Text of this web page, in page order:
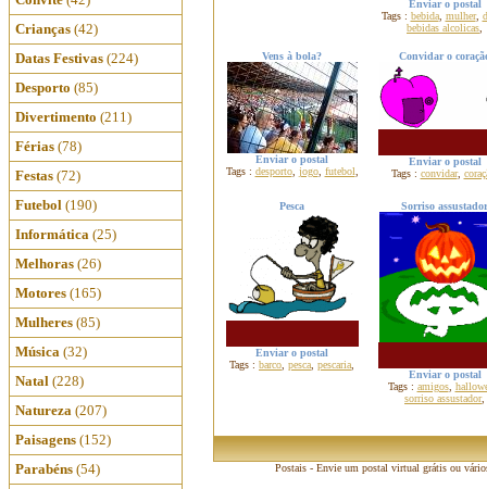
Crianças (42)
Datas Festivas (224)
Desporto (85)
Divertimento (211)
Férias (78)
Festas (72)
Futebol (190)
Informática (25)
Melhoras (26)
Motores (165)
Mulheres (85)
Música (32)
Natal (228)
Natureza (207)
Paisagens (152)
Parabéns (54)
Enviar o postal
Tags : bebida, mulher,
bebidas alcolicas
Vens à bola?
Enviar o postal
Tags : desporto, jogo, futebol
Convidar o
Enviar o postal
Tags : convidar,
Pesca
Enviar o postal
Tags : barco pesca pescaria
Sorriso assustador
Enviar o postal
Tags : amigos,
sorriso assustador,
Postais - Envie um postal virtual grátis ou